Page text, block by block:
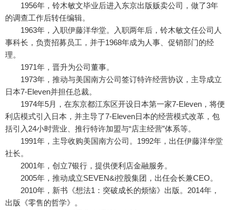
1956年，铃木敏文毕业后进入东京出版贩卖公司，做了3年
的调查工作后转任编辑。
1963年，入职伊藤洋华堂。入职两年后，铃木敏文任公司人
事科长，负责招募员工，并于1968年成为人事、促销部门的经
理。
1971年，晋升为公司董事。
1973年，推动与美国南方公司签订特许经营协议，主导成立
日本7-Eleven并担任总裁。
1974年5月，在东京都江东区开设日本第一家7-Eleven，将便
利店模式引入日本，并主导了7-Eleven日本的经营模式改革，包
括引入24小时营业、推行特许加盟与“店主经营”体系等。
1991年，主导收购美国南方公司。1992年，出任伊藤洋华堂
社长。
2001年，创立7银行，提供便利店金融服务。
2005年，推动成立SEVEN&i控股集团，出任会长兼CEO。
2010年，新书《想法1：突破成长的烦恼》出版。2014年，
出版《零售的哲学》。